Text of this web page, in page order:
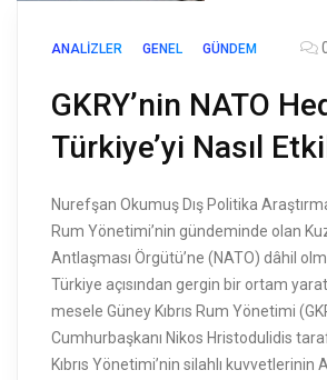
ANALIZLER GENEL GÜNDEM
GKRY’nin NATO
Türkiye’yi Nasıl
Nurefşan Okumuş Dış Politika
Rum Yönetimi’nin gündeminde olan
Antlaşması Örgütü’ne (NATO) dâhil
Türkiye açısından gergin bir ortam
mesele Güney Kıbrıs Rum Yönetimi
Cumhurbaşkanı Nikos Hristodulidis
Kıbrıs Yönetimi’nin silahlı kuvvetlerinin